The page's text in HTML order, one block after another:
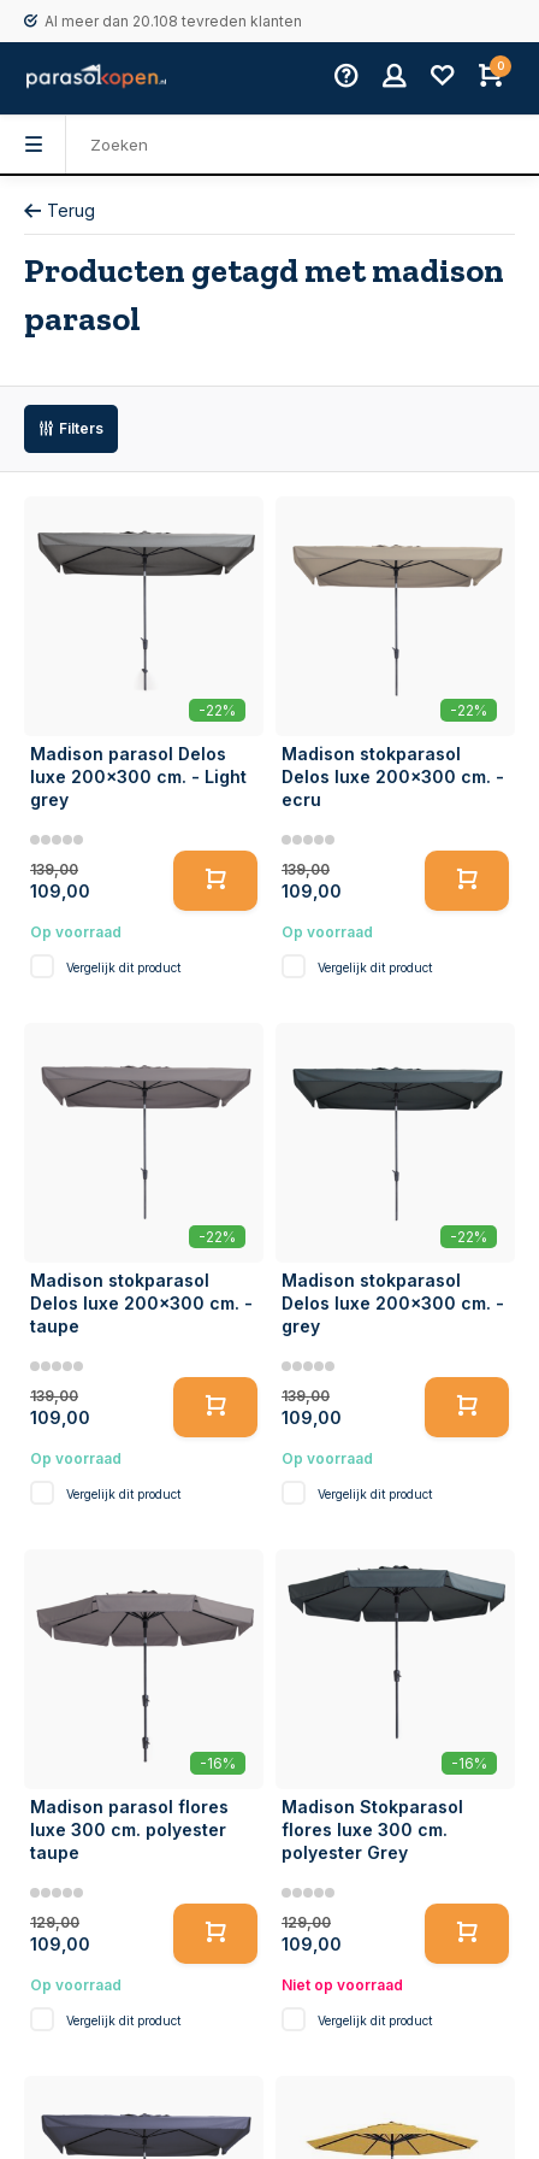
Al meer dan 20.108 tevreden klanten
0
Terug
Producten getagd met madison
parasol
Filters
-22%
Madison parasol Delos
luxe 200x300 cm. - Light
grey
139,00
109,00
Op voorraad
Vergelijk dit product
-22%
Madison stokparasol
Delos luxe 200x300 cm. -
ecru
139,00
109,00
Op voorraad
Vergelijk dit product
-22%
Madison stokparasol
Delos luxe 200x300 cm. -
taupe
139,00
109,00
Op voorraad
Vergelijk dit product
-22%
Madison stokparasol
Delos luxe 200x300 cm. -
grey
139,00
109,00
Op voorraad
Vergelijk dit product
-16%
Madison parasol flores
luxe 300 cm. polyester
taupe
129,00
109,00
Op voorraad
Vergelijk dit product
-16%
Madison Stokparasol
flores luxe 300 cm.
polyester Grey
129,00
109,00
Niet op voorraad
Vergelijk dit product